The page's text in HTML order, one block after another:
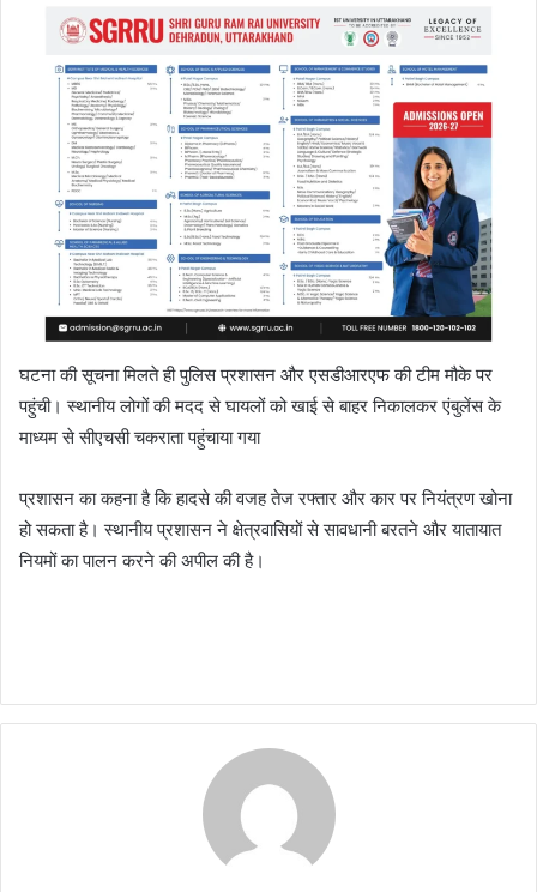
घटना की सूचना मिलते ही पुलिस प्रशासन और एसडीआरएफ की टीम मौके पर
पहुंची। स्थानीय लोगों की मदद से घायलों को खाई से बाहर निकालकर एंबुलेंस के
माध्यम से सीएचसी चकराता पहुंचाया गया
प्रशासन का कहना है कि हादसे की वजह तेज रफ्तार और कार पर नियंत्रण खोना
हो सकता है। स्थानीय प्रशासन ने क्षेत्रवासियों से सावधानी बरतने और यातायात
नियमों का पालन करने की अपील की है।